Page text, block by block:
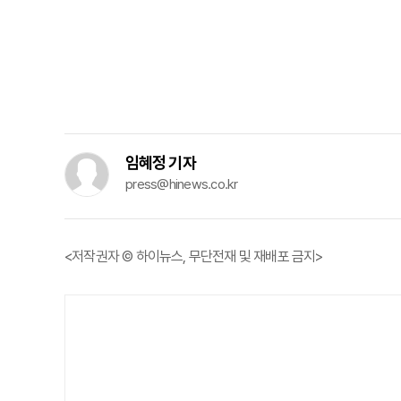
임혜정 기자
press@hinews.co.kr
<저작권자 © 하이뉴스, 무단전재 및 재배포 금지>